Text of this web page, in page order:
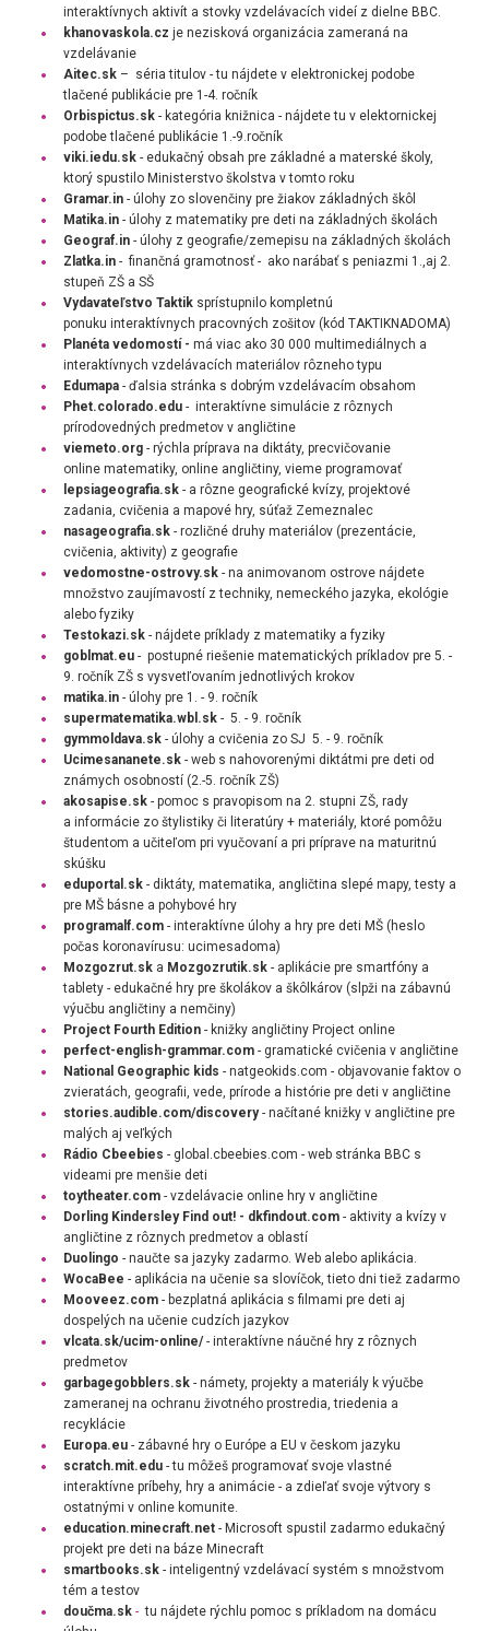
interaktívnych aktivít a stovky vzdelávacích videí z dielne BBC.
khanovaskola.cz je nezisková organizácia zameraná na
vzdelávanie
Aitec.sk – séria titulov - tu nájdete v elektronickej podobe
tlačené publikácie pre 1-4. ročník
Orbispictus.sk- kategória knižnica - nájdete tu v elektornickej
podobe tlačené publikácie 1.-9.ročník
viki.iedu.sk- edukačný obsah pre základné a materské školy,
ktorý spustilo Ministerstvo školstva v tomto roku
Gramar.in- úlohy zo slovenčiny pre žiakov základných škôl
Matika.in- úlohy z matematiky pre deti na základných školách
Geograf.in- úlohy z geografie/zemepisu na základných školách
Zlatka.in- finančná gramotnosť- ako narábať s peniazmi 1.,aj 2.
stupeň ZŠ a SŠ
Vydavateľstvo Taktiksprístupnilo kompletnú
ponuku interaktívnych pracovných zošitov (kód TAKTIKNADOMA)
Planéta vedomostí - má viac ako 30 000 multimediálnych a
interaktívnych vzdelávacích materiálov rôzneho typu
Edumapa- ďalsia stránka s dobrým vzdelávacím obsahom
Phet.colorado.edu- interaktívne simulácie z rôznych
prírodovedných predmetov v angličtine
viemeto.org - rýchla príprava na diktáty, precvičovanie
online matematiky, online angličtiny, vieme programovať
lepsiageografia.sk- a rôzne geografické kvízy, projektové
zadania, cvičenia a mapové hry, súťaž Zemeznalec
nasageografia.sk- rozličné druhy materiálov (prezentácie,
cvičenia, aktivity) z geografie
vedomostne-ostrovy.sk- na animovanom ostrove nájdete
množstvo zaujímavostí z techniky, nemeckého jazyka, ekológie
alebo fyziky
Testokazi.sk- nájdete príklady z matematiky a fyziky
goblmat.eu- postupné riešenie matematických príkladov pre 5. -
9. ročník ZŠ s vysvetľovaním jednotlivých krokov
matika.in- úlohy pre 1. - 9. ročník
supermatematika.wbl.sk- 5. - 9. ročník
gymmoldava.sk- úlohy a cvičenia zo SJ 5. - 9. ročník
Ucimesananete.sk- web s nahovorenými diktátmi pre deti od
známych osobností (2.-5. ročník ZŠ)
akosapise.sk - pomoc s pravopisom na 2. stupni ZŠ, rady
a informácie zo štylistiky či literatúry + materiály, ktoré pomôžu
študentom a učiteľom pri vyučovaní a pri príprave na maturitnú
skúšku
eduportal.sk - diktáty, matematika, angličtina slepé mapy, testy a
pre MŠ básne a pohybové hry
programalf.com - interaktívne úlohy a hry pre deti MŠ (heslo
počas koronavírusu: ucimesadoma)
Mozgozrut.ska Mozgozrutik.sk- aplikácie pre smartfóny a
tablety - edukačné hry pre školákov a škôlkárov (slpži na zábavnú
výučbu angličtiny a nemčiny)
Project Fourth Edition- knižky angličtiny Project online
perfect-english-grammar.com- gramatické cvičenia v angličtine
National Geographic kids - natgeokids.com - objavovanie faktov o
zvieratách, geografii, vede, prírode a histórie pre deti v angličtine
stories.audible.com/discovery- načítané knižky v angličtine pre
malých aj veľkých
Rádio Cbeebies - global.cbeebies.com - web stránka BBC s
videami pre menšie deti
toytheater.com - vzdelávacie online hry v angličtine
Dorling Kindersley Find out! - dkfindout.com- aktivity a kvízy v
angličtine z rôznych predmetov a oblastí
Duolingo - naučte sa jazyky zadarmo. Web alebo aplikácia.
WocaBee - aplikácia na učenie sa slovíčok, tieto dni tiež zadarmo
Mooveez.com- bezplatná aplikácia s filmami pre deti aj
dospelých na učenie cudzích jazykov
vlcata.sk/ucim-online/- interaktívne náučné hry z rôznych
predmetov
garbagegobblers.sk- námety, projekty a materiály k výučbe
zameranej na ochranu životného prostredia, triedenia a
recyklácie
Europa.eu- zábavné hry o Európe a EU v českom jazyku
scratch.mit.edu- tu môžeš programovať svoje vlastné
interaktívne príbehy, hry a animácie - a zdieľať svoje výtvory s
ostatnými v online komunite.
education.minecraft.net- Microsoft spustil zadarmo edukačný
projekt pre deti na báze Minecraft
smartbooks.sk- inteligentný vzdelávací systém s množstvom
tém a testov
doučma.sk- tu nájdete rýchlu pomoc s príkladom na domácu